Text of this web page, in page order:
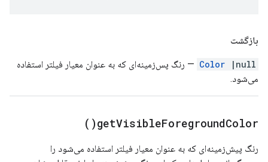
بازگشت
Color |null
— رنگ پس‌زمینه‌ای که به عنوان معیار فیلتر استفاده
می‌شود.
getVisibleForegroundColor(
)
رنگ پیش‌زمینه‌ای که به عنوان معیار فیلتر استفاده می‌شود را